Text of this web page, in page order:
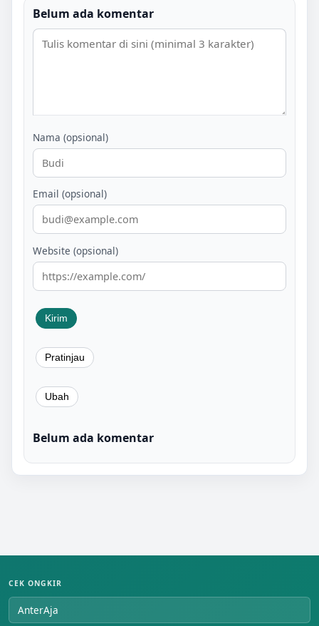
Belum ada komentar
Nama (opsional)
Email (opsional)
Website (opsional)
Belum ada komentar
CEK ONGKIR
AnterAja